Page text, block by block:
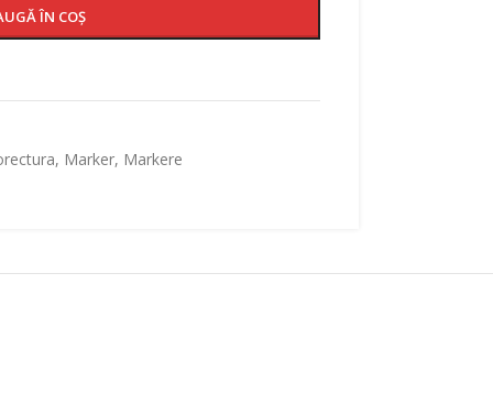
ÎN COȘ
, Marker, Markere